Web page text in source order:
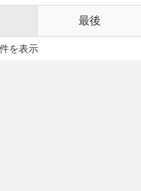
最後
を表示